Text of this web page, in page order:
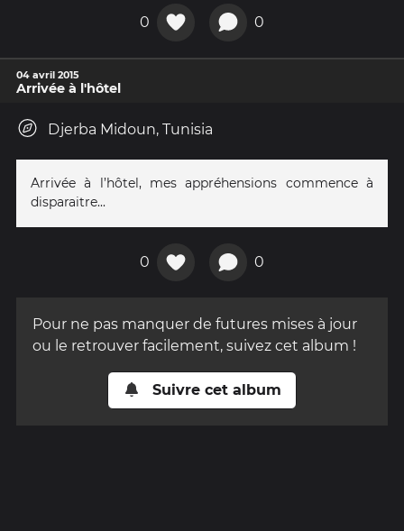
0 0
04 avril 2015
Arrivée à l'hôtel
Djerba Midoun, Tunisia
Arrivée à l’hôtel, mes appréhensions commence à
disparaitre...
0 0
Pour ne pas manquer de futures mises à jour
ou le retrouver facilement, suivez cet album !
Suivre cet album